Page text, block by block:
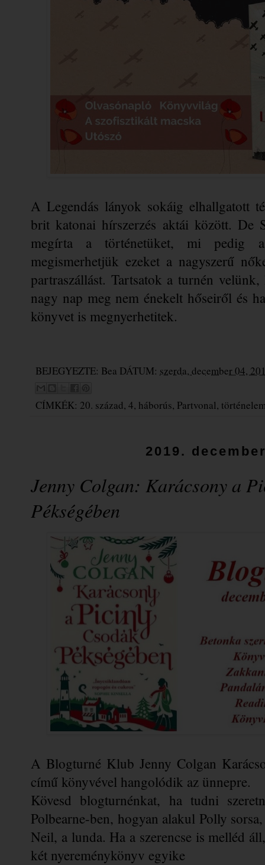
A Legendás lányok sokáig elhallgatott
brit katonai hírszerzés aktái között. De
megírta a történetüket, mi pedig
megismerhetjük ezeket a nagyszerű
partraszállást. Tartsatok a turnén
nagy nap meg nem énekelt hőseiről és
könyvet is megnyerhetitek.
BEJEGYEZTE: Bea DÁTUM: szerda, december 04,
CÍMKÉK: 20. század, 4, háborús, Partvonal,
2019.
Jenny Colgan: Karácsony a
Pékségében
A Blogturné Klub Jenny Colgan
című könyvével hangolódik az ünnepre.
Kövesd blogturnénkat, ha tudni
Polbearne-ben, hogyan alakul Polly
Neil, a lunda. Ha a szerencse is melléd
két nyereménykönyv egyike